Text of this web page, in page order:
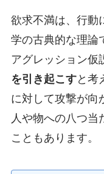
欲求不満は、行動
学の古典的な理論
アグレッション仮
を引き起こすと考
に対して攻撃が向
人や物への八つ当
こともあります。